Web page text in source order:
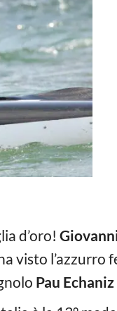
d’oro!
visto l’azzurro
Pau Echaniz